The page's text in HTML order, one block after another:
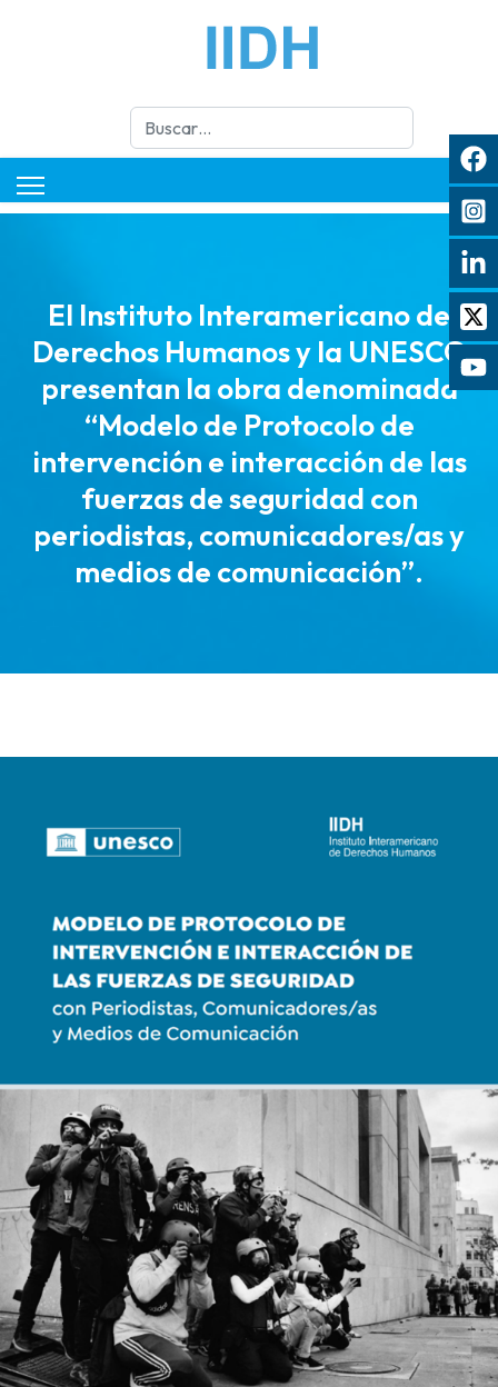
Buscar
El Instituto Interamericano de
Derechos Humanos y la UNESCO
presentan la obra denominada
“Modelo de Protocolo de
intervención e interacción de las
fuerzas de seguridad con
periodistas, comunicadores/as y
medios de comunicación”.